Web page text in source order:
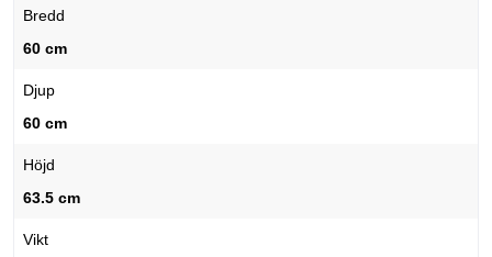
Bredd
60 cm
Djup
60 cm
Höjd
63.5 cm
Vikt